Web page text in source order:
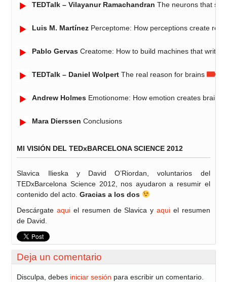
TEDTalk – Vilayanur RamachandranThe neurons that
Luis M. Martínez Perceptome: How perceptions create
Pablo Gervas Creatome: How to build machines that write
TEDTalk – Daniel Wolpert The real reason for brains
Andrew Holmes Emotionome: How emotion creates brain
Mara Dierssen Conclusions
MI VISIÓN DEL TEDxBARCELONA SCIENCE 2012
Slavica Ilieska y David O’Riordan, voluntarios del
TEDxBarcelona Science 2012, nos ayudaron a resumir el
contenido del acto.Gracias a los dos
Descárgateaqui el resumen de Slavica yaqui el resumen
de David.
Deja un comentario
Disculpa, debes iniciar sesión para escribir un comentario.